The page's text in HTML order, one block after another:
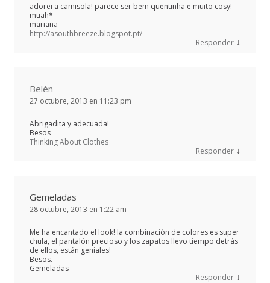
adorei a camisola! parece ser bem quentinha e muito cosy!
muah*
mariana
http://asouthbreeze.blogspot.pt/
Responder ↓
Belén
27 octubre, 2013 en 11:23 pm
Abrigadita y adecuada!
Besos
Thinking About Clothes
Responder ↓
Gemeladas
28 octubre, 2013 en 1:22 am
Me ha encantado el look! la combinación de colores es super
chula, el pantalón precioso y los zapatos llevo tiempo detrás
de ellos, están geniales!
Besos.
Gemeladas
Responder ↓